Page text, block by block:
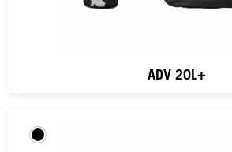
ADV 20L+